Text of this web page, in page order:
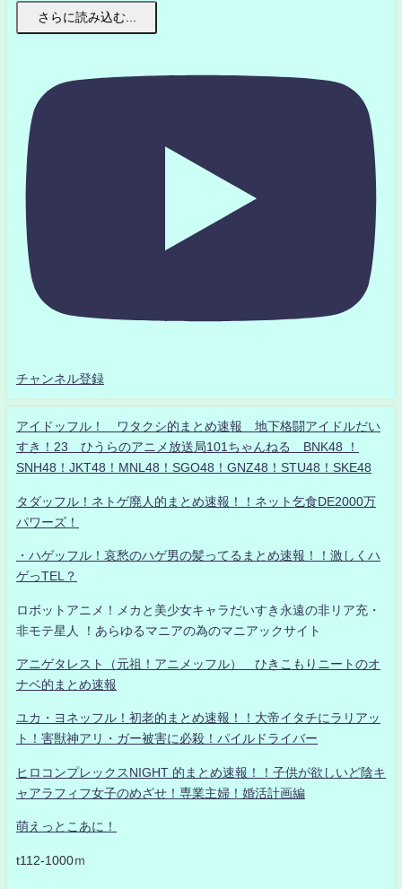
さらに読み込む...
チャンネル登録
アイドッフル！ ワタクシ的まとめ速報 地下格闘アイドルだい
すき！23 ひうらのアニメ放送局101ちゃんねる BNK48 ！
SNH48！JKT48！MNL48！SGO48！GNZ48！STU48！SKE48
タダッフル！ネトゲ廃人的まとめ速報！！ネット乞食DE2000万
パワーズ！
・ハゲッフル！哀愁のハゲ男の髪ってるまとめ速報！！激しくハ
ゲっTEL？
ロボットアニメ！メカと美少女キャラだいすき永遠の非リア充・
非モテ星人 ！あらゆるマニアの為のマニアックサイト
アニゲタレスト（元祖！アニメッフル） ひきこもりニートのオ
ナベ的まとめ速報
ユカ・ヨネッフル！初老的まとめ速報！！大帝イタチにラリアッ
ト！害獣神アリ・ガー被害に必殺！パイルドライバー
ヒロコンプレックスNIGHT 的まとめ速報！！子供が欲しいど陰キ
ャアラフィフ女子のめざせ！専業主婦！婚活計画編
萌えっとこあに！
t112-1000ｍ